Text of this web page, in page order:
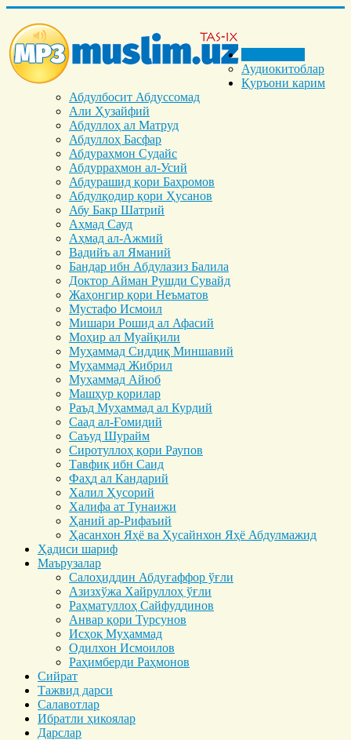
Аудиокитоблар
Қуръони карим
Абдулбосит Абдуссомад
Али Ҳузайфий
Абдуллоҳ ал Матруд
Абдуллоҳ Басфар
Абдураҳмон Судайс
Абдурраҳмон ал-Усий
Абдурашид қори Баҳромов
Абдулқодир қори Ҳусанов
Абу Бакр Шатрий
Аҳмад Сауд
Аҳмад ал-Ажмий
Вадийъ ал Яманий
Бандар ибн Абдулазиз Балила
Доктор Айман Рушди Сувайд
Жаҳонгир қори Неъматов
Мустафо Исмоил
Мишари Рошид ал Афасий
Моҳир ал Муайқили
Муҳаммад Cиддиқ Миншавий
Муҳаммад Жибрил
Муҳаммад Айюб
Машҳур қорилар
Раъд Муҳаммад ал Курдий
Саад ал-Ғомидий
Саъуд Шурайм
Сиротуллоҳ қори Раупов
Тавфиқ ибн Саид
Фаҳд ал Кандарий
Халил Ҳусорий
Халифа ат Тунаижи
Ҳаний ар-Рифаъий
Ҳасанхон Яҳё ва Ҳусайнхон Яҳё Абдулмажид
Ҳадиси шариф
Маърузалар
Салоҳиддин Абдуғаффор ўғли
Азизхўжа Хайруллоҳ ўғли
Раҳматуллоҳ Сайфуддинов
Анвар қори Турсунов
Исҳоқ Муҳаммад
Одилхон Исмоилов
Раҳимберди Раҳмонов
Сийрат
Тажвид дарси
Салавотлар
Ибратли ҳикоялар
Дарслар